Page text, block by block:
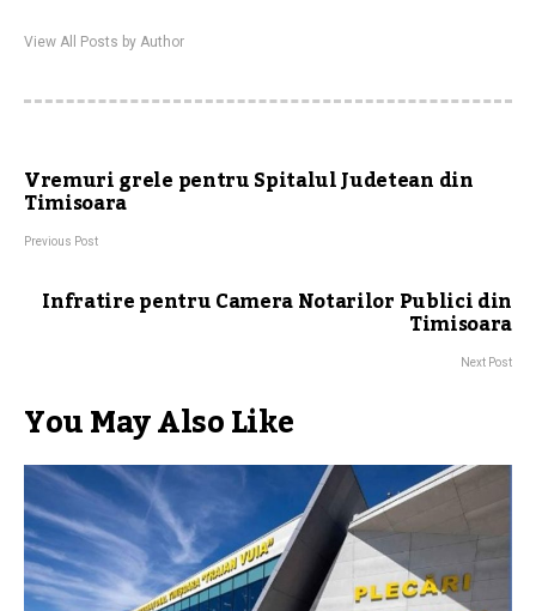
View All Posts by Author
Vremuri grele pentru Spitalul Judetean din
Timisoara
Previous Post
Infratire pentru Camera Notarilor Publici din
Timisoara
Next Post
You May Also Like